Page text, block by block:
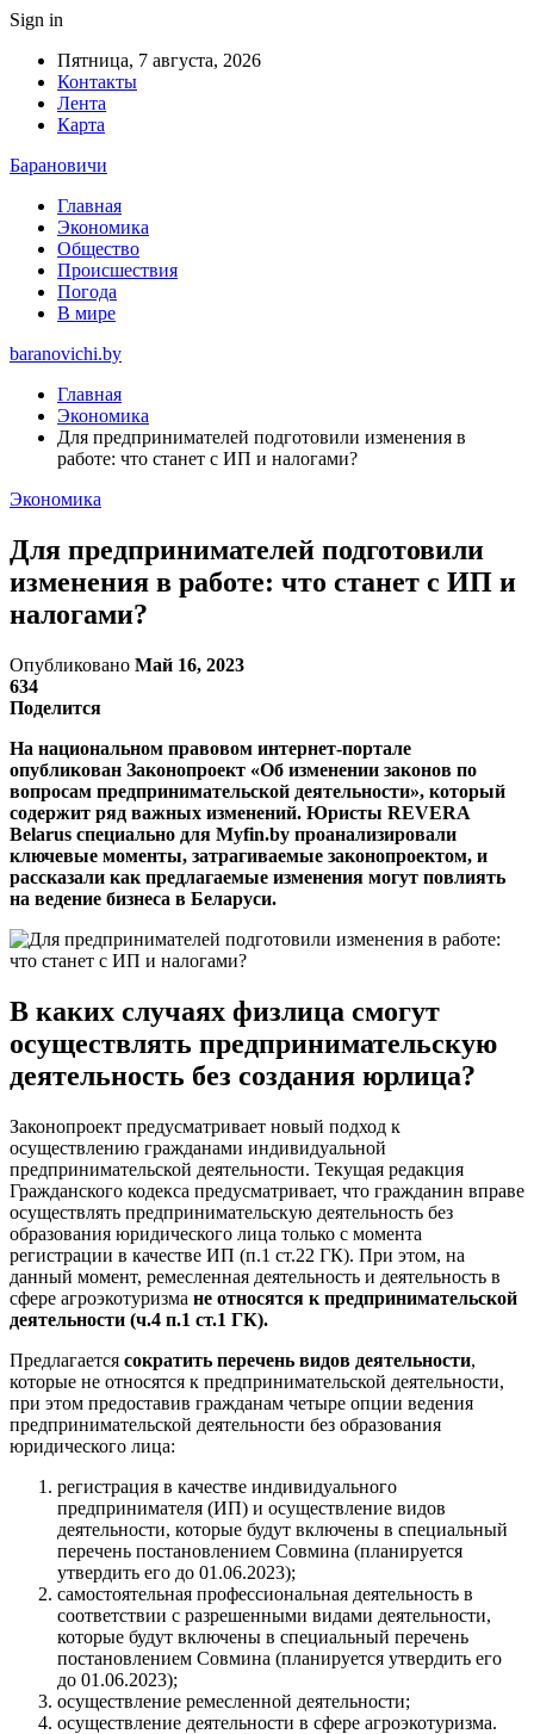
Sign in
Пятница, 7 августа, 2026
Контакты
Лента
Карта
Барановичи
Главная
Экономика
Общество
Происшествия
Погода
В мире
baranovichi.by
Главная
Экономика
Для предпринимателей подготовили изменения в
работе: что станет с ИП и налогами?
Экономика
Для предпринимателей подготовили
изменения в работе: что станет с ИП и
налогами?
Опубликовано Май 16, 2023
634
Поделится
На национальном правовом интернет-портале
опубликован Законопроект «Об изменении законов по
вопросам предпринимательской деятельности», который
содержит ряд важных изменений. Юристы REVERA
Belarus специально для Myfin.by проанализировали
ключевые моменты, затрагиваемые законопроектом, и
рассказали как предлагаемые изменения могут повлиять
на ведение бизнеса в Беларуси.
В каких случаях физлица смогут
осуществлять предпринимательскую
деятельность без создания юрлица?
Законопроект предусматривает новый подход к
осуществлению гражданами индивидуальной
предпринимательской деятельности. Текущая редакция
Гражданского кодекса предусматривает, что гражданин вправе
осуществлять предпринимательскую деятельность без
образования юридического лица только с момента
регистрации в качестве ИП (п.1 ст.22 ГК). При этом, на
данный момент, ремесленная деятельность и деятельность в
сфере агроэкотуризма не относятся к предпринимательской
деятельности (ч.4 п.1 ст.1 ГК).
Предлагается сократить перечень видов деятельности,
которые не относятся к предпринимательской деятельности,
при этом предоставив гражданам четыре опции ведения
предпринимательской деятельности без образования
юридического лица:
регистрация в качестве индивидуального
предпринимателя (ИП) и осуществление видов
деятельности, которые будут включены в специальный
перечень постановлением Совмина (планируется
утвердить его до 01.06.2023);
самостоятельная профессиональная деятельность в
соответствии с разрешенными видами деятельности,
которые будут включены в специальный перечень
постановлением Совмина (планируется утвердить его
до 01.06.2023);
осуществление ремесленной деятельности;
осуществление деятельности в сфере агроэкотуризма.